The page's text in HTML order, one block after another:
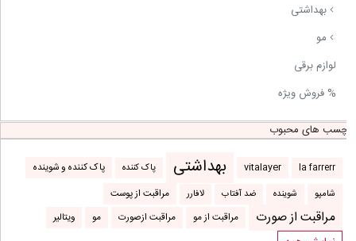
بهداشتی
مو
لوازم برقی
% فروش ویژه
های محبوب
la farrerr
vitalayer بهداشتی پاک کننده
پاک کننده و شوینده
شامپو
شوینده ضد آفتاب لافارر مراقبت از پوست
مراقبت از صورت مراقبت از مو مراقبت ازصورت ویتالیر